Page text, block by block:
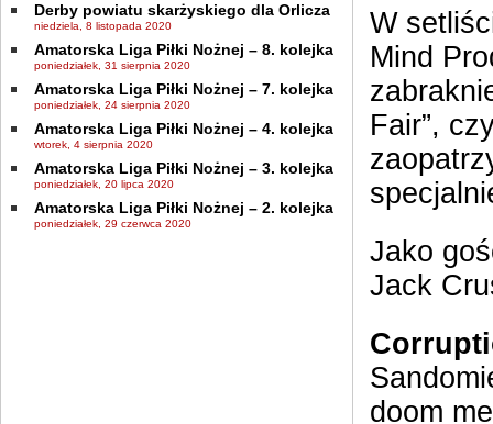
Derby powiatu skarżyskiego dla Orlicza
niedziela, 8 listopada 2020
Amatorska Liga Piłki Nożnej – 8. kolejka
poniedziałek, 31 sierpnia 2020
Amatorska Liga Piłki Nożnej – 7. kolejka
poniedziałek, 24 sierpnia 2020
Amatorska Liga Piłki Nożnej – 4. kolejka
wtorek, 4 sierpnia 2020
Amatorska Liga Piłki Nożnej – 3. kolejka
poniedziałek, 20 lipca 2020
Amatorska Liga Piłki Nożnej – 2. kolejka
poniedziałek, 29 czerwca 2020
W
Mind
Fair”,
Jako
Jack
doom